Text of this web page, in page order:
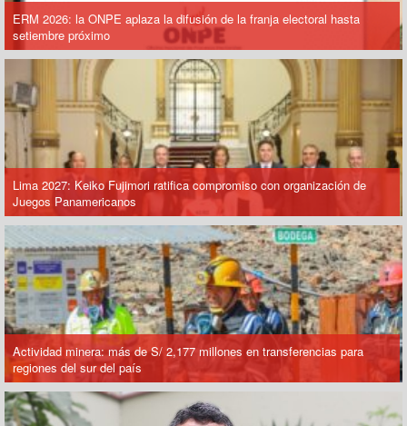
ERM 2026: la ONPE aplaza la difusión de la franja electoral hasta
setiembre próximo
Lima 2027: Keiko Fujimori ratifica compromiso con organización de
Juegos Panamericanos
Actividad minera: más de S/ 2,177 millones en transferencias para
regiones del sur del país